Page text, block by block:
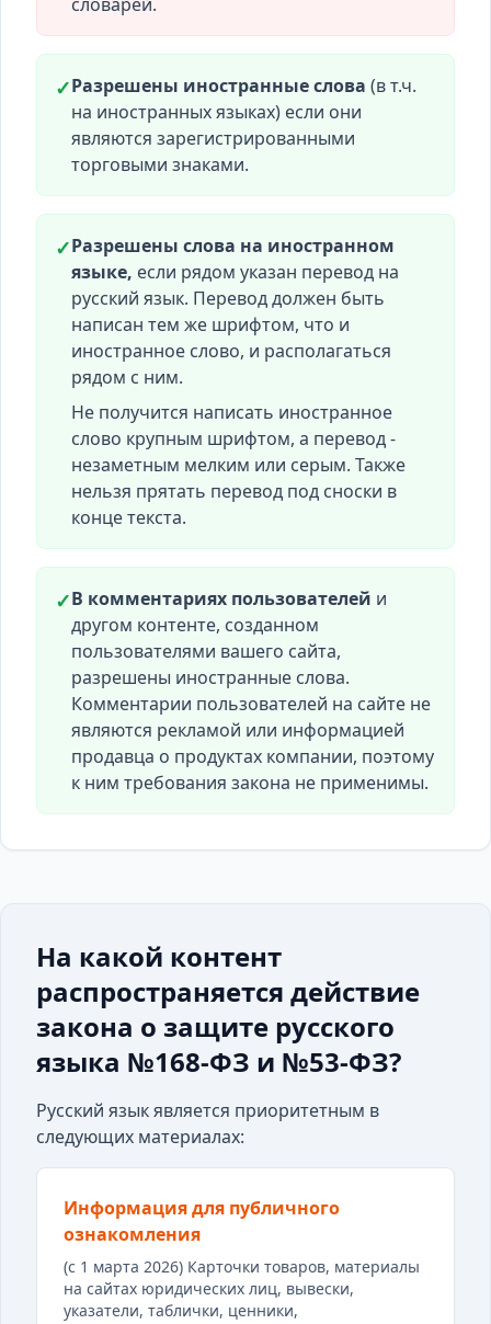
✓Разрешены иностранные слова (в т.ч.
на иностранных языках) если они
являются зарегистрированными
торговыми знаками.
✓Разрешены слова на иностранном
языке, если рядом указан перевод на
русский язык. Перевод должен быть
написан тем же шрифтом, что и
иностранное слово, и располагаться
рядом с ним.
Не получится написать иностранное
слово крупным шрифтом, а перевод -
незаметным мелким или серым. Также
нельзя прятать перевод под сноски в
конце текста.
✓В комментариях пользователей и
другом контенте, созданном
пользователями вашего сайта,
разрешены иностранные слова.
Комментарии пользователей на сайте не
являются рекламой или информацией
продавца о продуктах компании, поэтому
к ним требования закона не применимы.
На какой контент
распространяется действие
закона о защите русского
языка №168-ФЗ и №53-ФЗ?
Русский язык является приоритетным в
следующих материалах:
Информация для публичного
ознакомления
(с 1 марта 2026) Карточки товаров, материалы
на сайтах юридических лиц, вывески,
указатели, таблички, ценники,